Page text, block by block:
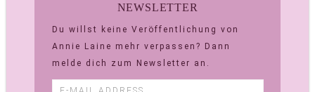
NEWSLETTER
Du willst keine Veröffentlichung von
Annie Laine mehr verpassen? Dann
melde dich zum Newsletter an.